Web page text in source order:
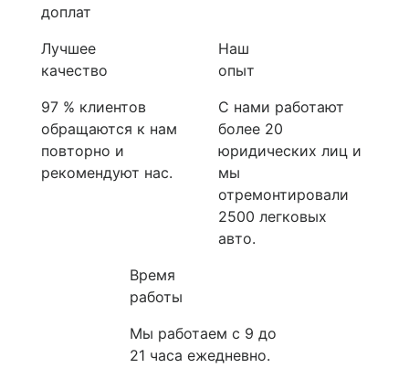
доплат
Лучшее
качество
97 % клиентов
обращаются к нам
повторно и
рекомендуют нас.
Наш
опыт
С нами работают
более 20
юридических лиц и
мы
отремонтировали
2500 легковых
авто.
Время
работы
Мы работаем с 9 до
21 часа ежедневно.